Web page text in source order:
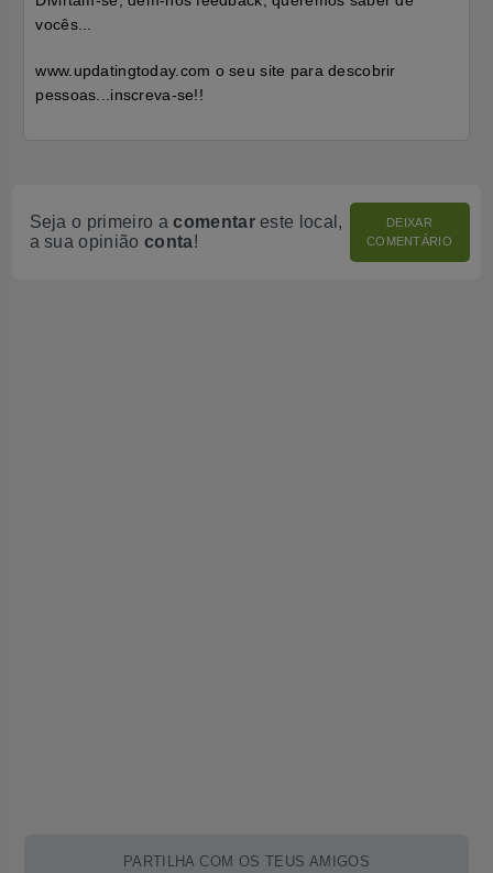
vocês...
www.updatingtoday.com o seu site para descobrir
pessoas...inscreva-se!!
Seja o primeiro acomentareste local,
a sua opinião conta!
DEIXAR
COMENTÁRIO
PARTILHA COM OS TEUS AMIGOS